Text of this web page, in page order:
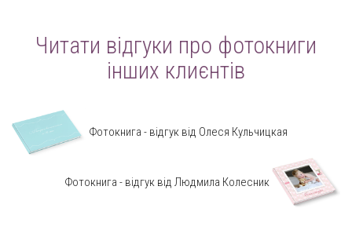
Читати відгуки про фотокниги
інших клиєнтів
Фотокнига - відгук від Олеся Кульчицкая
Фотокнига - відгук від Людмила Колесник